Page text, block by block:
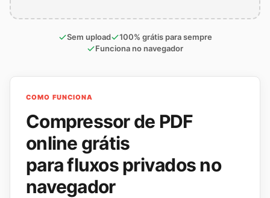
Sem upload
100% grátis para sempre
Funciona no navegador
COMO FUNCIONA
Compressor de PDF
online grátis
para fluxos privados no
navegador